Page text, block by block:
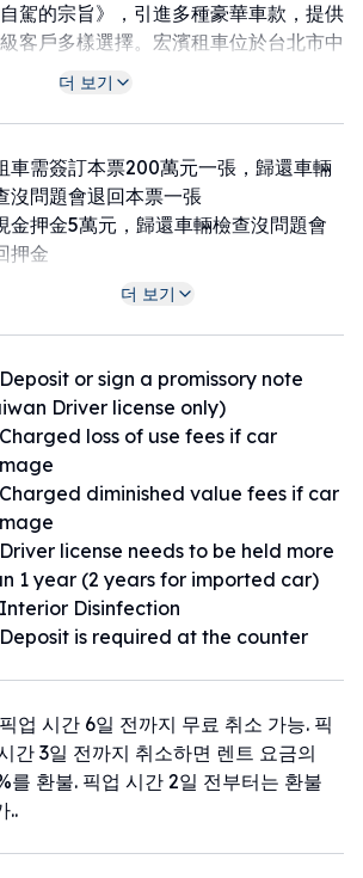
駕的宗旨》，引進多種豪華車款，提供
客戶多樣選擇。宏濱租車位於台北市中
站)，旗下有Lexus LM、Toyota
。本公司車輛全面為無菸車，出車
確保承租人使用。
美麗華大直影城 120公尺｜捷運 劍南
萬豪酒店 350公尺｜捷運 西湖站 1公里
더 보기
需簽訂本票200萬元一張，歸還車輛
沒問題會退回本票一張
押金5萬元，歸還車輛檢查沒問題會
押金
公司為合法租賃公司
強制險)
더 보기
Deposit or sign a promissory note
Driver license only)
Charged loss of use fees if car
Charged diminished value fees if car
Driver license needs to be held more
1 year (2 years for imported car)
Interior Disinfection
Deposit is required at the counter
픽업 시간 6일 전까지 무료 취소 가능. 픽
간 3일 전까지 취소하면 렌트 요금의
를 환불. 픽업 시간 2일 전부터는 환불
..